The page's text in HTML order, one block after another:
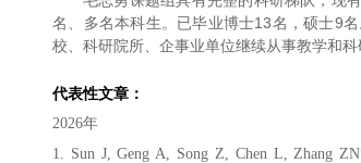
名、多名本科生。已毕业博士13名，硕士9
校、科研院所、企事业单位继续从事教学和科
代表性文章：
2026年
1. Sun J, Geng A, Song Z, Chen L, Zhang ZN